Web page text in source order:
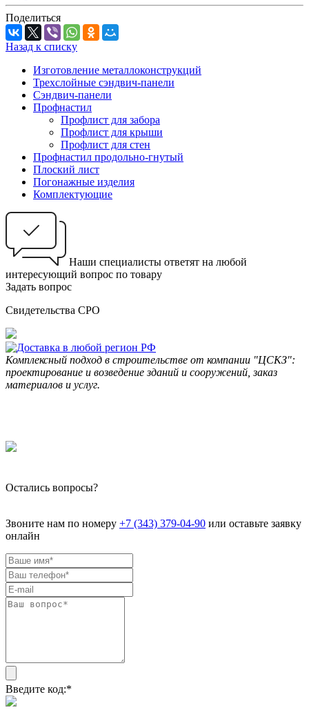
Поделиться
Назад к списку
Изготовление металлоконструкций
Трехслойные сэндвич-панели
Сэндвич-панели
Профнастил
Профлист для забора
Профлист для крыши
Профлист для стен
Профнастил продольно-гнутый
Плоский лист
Погонажные изделия
Комплектующие
Наши специалисты ответят на любой
интересующий вопрос по товару
Задать вопрос
Свидетельства СРО
Комплексный подход в строительстве от компании "ЦСКЗ":
проектирование и возведение зданий и сооружений, заказ
материалов и услуг.
Остались вопросы?
Звоните нам по номеру +7 (343) 379-04-90 или оставьте заявку
онлайн
Введите код:*